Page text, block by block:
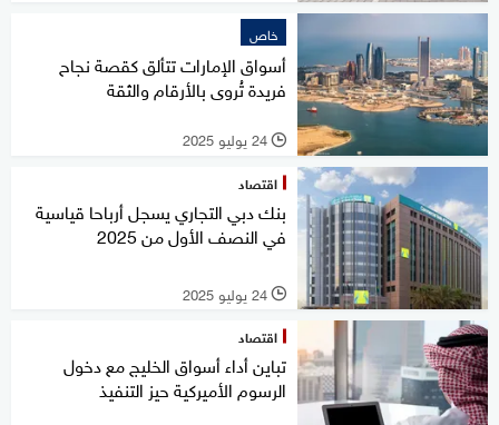
خاص
أسواق الإمارات تتألق كقصة نجاح
فريدة تُروى بالأرقام والثقة
l 24 يوليو 2025
اقتصاد
بنك دبي التجاري يسجل أرباحا قياسية
في النصف الأول من 2025
l 24 يوليو 2025
اقتصاد
تباين أداء أسواق الخليج مع دخول
الرسوم الأميركية حيز التنفيذ